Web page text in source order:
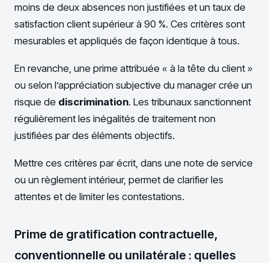
moins de deux absences non justifiées et un taux de
satisfaction client supérieur à 90 %. Ces critères sont
mesurables et appliqués de façon identique à tous.
En revanche, une prime attribuée « à la tête du client »
ou selon l’appréciation subjective du manager crée un
risque de discrimination. Les tribunaux sanctionnent
régulièrement les inégalités de traitement non
justifiées par des éléments objectifs.
Mettre ces critères par écrit, dans une note de service
ou un règlement intérieur, permet de clarifier les
attentes et de limiter les contestations.
Prime de gratification contractuelle,
conventionnelle ou unilatérale : quelles